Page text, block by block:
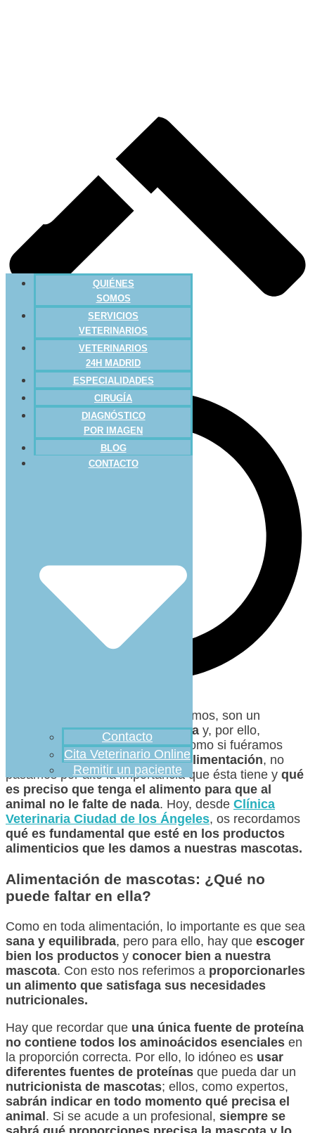
QUIÉNES
SOMOS
SERVICIOS
VETERINARIOS
VETERINARIOS
24H MADRID
ESPECIALIDADES
CIRUGÍA
DIAGNÓSTICO
POR IMAGEN
BLOG
CONTACTO
Contacto
Cita Veterinario Online
Remitir un paciente
, como todos sabemos, son un
miembro más de nuestra familia y, por ello,
buscamos darles lo mejor, tal y como si fuéramos
nosotros. Cuando se trata de laalimentación, no
pasamos por alto la importancia que ésta tiene y qué
es preciso que tenga el alimento para que al
animal no le falte de nada. Hoy, desde Clínica
Veterinaria Ciudad de los Ángeles, os recordamos
qué es fundamental que esté en los productos
alimenticios que les damos a nuestras mascotas.
Alimentación de mascotas: ¿Qué no
puede faltar en ella?
Como en toda alimentación, lo importante es que sea
sana y equilibrada, pero para ello, hay que escoger
bien los productos y conocer bien a nuestra
mascota. Con esto nos referimos a proporcionarles
un alimento que satisfaga sus necesidades
nutricionales.
Hay que recordar que una única fuente de proteína
no contiene todos los aminoácidos esenciales en
la proporción correcta. Por ello, lo idóneo es usar
diferentes fuentes de proteínas que pueda dar un
nutricionista de mascotas; ellos, como expertos,
sabrán indicar en todo momento qué precisa el
animal. Si se acude a un profesional, siempre se